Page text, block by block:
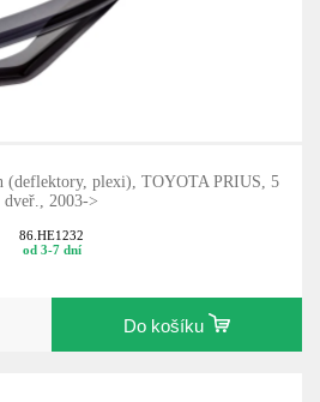
(deflektory, plexi), TOYOTA PRIUS, 5
dveř., 2003->
86.HE1232
od 3-7 dní
Do košíku